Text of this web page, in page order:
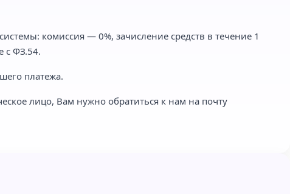
комиссия — 0%, зачисление средств в течение 1
с ФЗ.54.
платежа.
лицо, Вам нужно обратиться к нам на почту